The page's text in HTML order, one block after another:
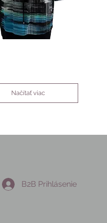
Načítať viac
B2B Prihlásenie